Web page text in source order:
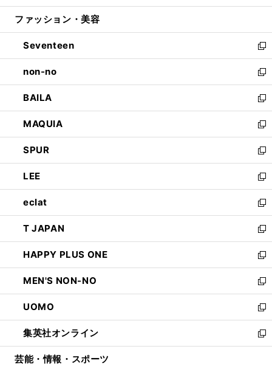
開
ウ
開
く
ン
ウ
で
開
く
ウ
ン
ド
ウ
で
開
く
ファッション・美容
Seventeen
新
し
い
ウ
ィ
ン
ド
ウ
で
開
く
non-no
新
し
い
ウ
ィ
ン
ド
ウ
で
開
く
BAILA
新
し
い
ウ
ィ
ン
ド
ウ
で
開
く
MAQUIA
新
し
い
ウ
ィ
ン
ド
ウ
で
開
く
SPUR
新
し
い
ウ
ィ
ン
ド
ウ
で
開
く
LEE
新
し
い
ウ
ィ
ン
ド
ウ
で
開
く
eclat
新
し
い
ウ
ィ
ン
ド
ウ
で
開
く
T JAPAN
新
し
い
ウ
ィ
ン
ド
ウ
で
開
HAPPY PLUS ONE
新
し
い
ウ
ィ
ン
ド
ウ
MEN'S NON-NO
新
し
い
ウ
ィ
ン
UOMO
新
し
い
ウ
集英社オンライン
新
し
芸能・情報・スポーツ